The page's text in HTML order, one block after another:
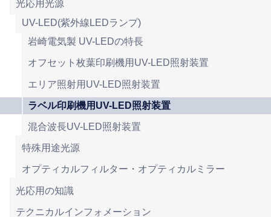
光応用光源
UV-LED(紫外線LEDランプ)
岩崎電気製 UV-LEDの特長
オフセット枚葉印刷機用UV-LED照射装置
エリア照射用UV-LED照射装置
ラベル印刷機用UV-LED照射装置
混合波長UV-LED照射装置
特殊用途光源
オプティカルフィルター・オプティカルミラー
光応用の知識
テクニカルインフォメーション